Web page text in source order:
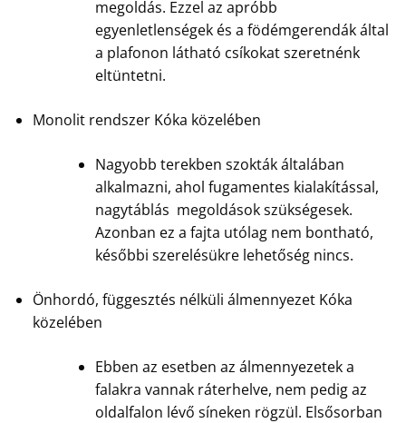
megoldás. Ezzel az apróbb
egyenletlenségek és a födémgerendák által
a plafonon látható csíkokat szeretnénk
eltüntetni.
Monolit rendszer Kóka közelében
Nagyobb terekben szokták általában
alkalmazni, ahol fugamentes kialakítással,
nagytáblás megoldások szükségesek.
Azonban ez a fajta utólag nem bontható,
későbbi szerelésükre lehetőség nincs.
Önhordó, függesztés nélküli álmennyezet Kóka
közelében
Ebben az esetben az álmennyezetek a
falakra vannak ráterhelve, nem pedig az
oldalfalon lévő síneken rögzül. Elsősorban